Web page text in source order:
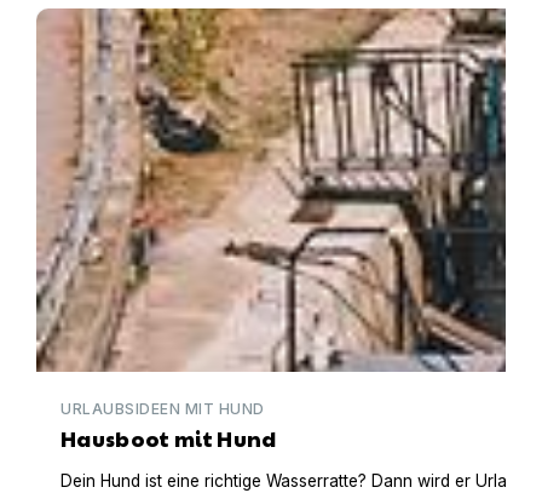
Hausboot mit Hund
URLAUBSIDEEN MIT HUND
Hausboot mit Hund
Dein Hund ist eine richtige Wasserratte? Dann wird er